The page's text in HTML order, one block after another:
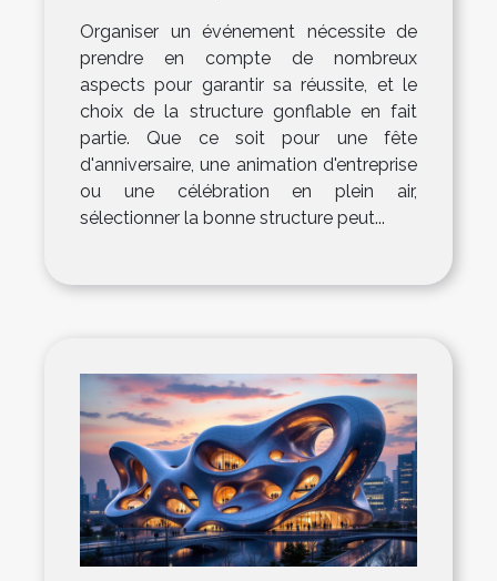
Organiser un événement nécessite de
prendre en compte de nombreux
aspects pour garantir sa réussite, et le
choix de la structure gonflable en fait
partie. Que ce soit pour une fête
d'anniversaire, une animation d'entreprise
ou une célébration en plein air,
sélectionner la bonne structure peut...